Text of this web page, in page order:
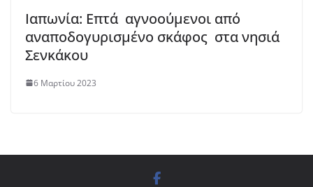
Ιαπωνία: Επτά αγνοούμενοι από
αναποδογυρισμένο σκάφος στα νησιά
Σενκάκου
6 Μαρτίου 2023